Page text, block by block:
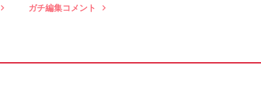
keyboard_arrow_right ガチ編集コメント keyboard_arrow_right